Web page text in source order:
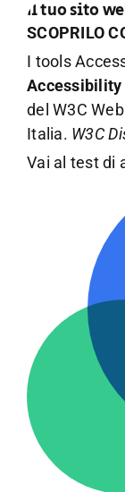
Il tuo sito
SCOPRILO
I tools
Accessibility
del W3C
Italia. W3C
Vai al test di